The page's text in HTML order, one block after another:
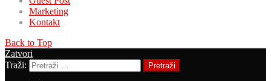
Marketing
Kontakt
Back to Top
Zatvori
Traži:
Pretraži